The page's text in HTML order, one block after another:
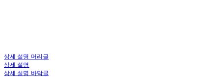
상세 설명 머리글
상세 설명
상세 설명 바닥글